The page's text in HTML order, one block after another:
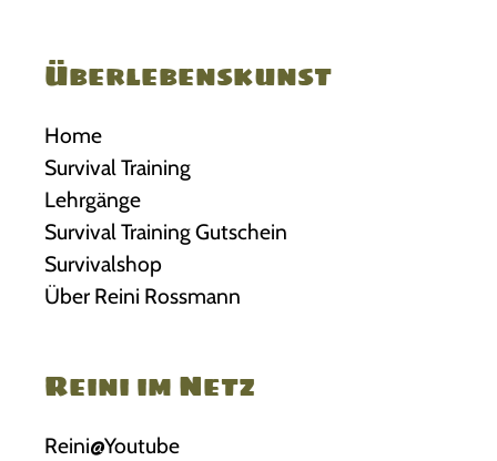
Überlebenskunst
Home
Survival Training
Lehrgänge
Survival Training Gutschein
Survivalshop
Über Reini Rossmann
Reini im Netz
Reini@Youtube